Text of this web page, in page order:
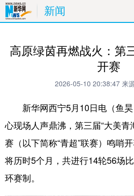
新闻
高原绿茵再燃战火：第
开赛
2026-05-10 20:38:47 来
新华网西宁5月10日电（鱼昊
心现场人声鼎沸，第三届“大美青
赛（以下简称“青超”联赛）鸣哨
将历时5个月，共进行14轮56场
环赛制。